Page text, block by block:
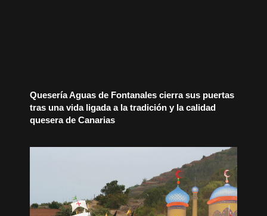
Quesería Aguas de Fontanales cierra sus puertas
tras una vida ligada a la tradición y la calidad
quesera de Canarias